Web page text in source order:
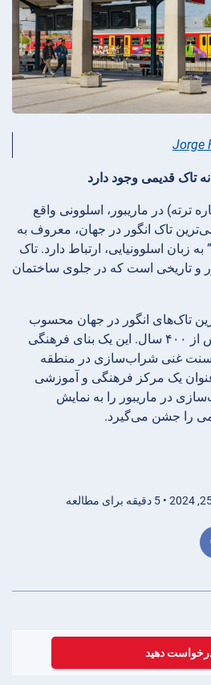
Jorge
ترته) در ماریبور، اسلوونی واقع
تاک انگور در جهان، معروف به
به زبان اسلوونیایی، ارتباط دارد. تاک
و تاریخی است که در جلوی ساختمان
تاک‌های انگور در جهان محسوب
می‌شود، با سن تخمینی بیش از ۴۰۰ سال. این یک بنای فرهنگی
غنی شراب‌سازی در منطقه
یک مرکز فرهنگی و آموزشی
در ماریبور را به نمایش
را جشن می‌گیرد.
دهید